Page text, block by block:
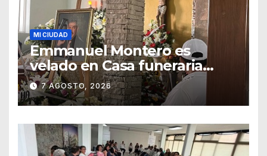
MI CIUDAD
Emmanuel Montero es
velado en Casa funeraria
Forasté
7 AGOSTO, 2026